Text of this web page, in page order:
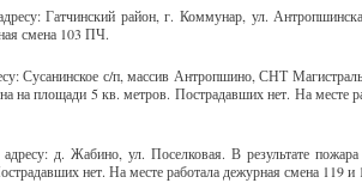
Гатчинский район, г. Коммунар, ул.
смена 103 ПЧ.
Сусанинское с/п, массив Антропшино, СНТ
на площади 5 кв. метров. Пострадавших нет. На месте
д. Жабино, ул. Поселковая. В результате
нет. На месте работала дежурная смена 119